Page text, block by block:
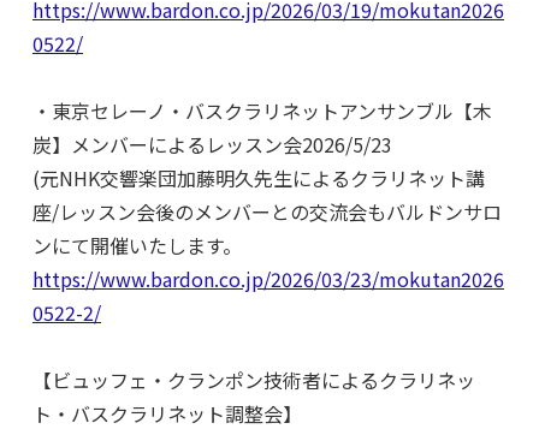
https://www.bardon.co.jp/2026/03/19/mokutan2026
0522/
・東京セレーノ・バスクラリネットアンサンブル【木
炭】メンバーによるレッスン会2026/5/23
(元NHK交響楽団加藤明久先生によるクラリネット講
座/レッスン会後のメンバーとの交流会もバルドンサロ
ンにて開催いたします。
https://www.bardon.co.jp/2026/03/23/mokutan2026
0522-2/
【ビュッフェ・クランポン技術者によるクラリネッ
ト・バスクラリネット調整会】